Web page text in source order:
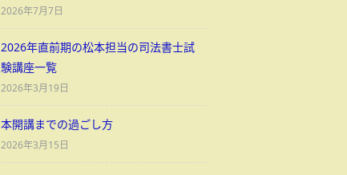
2026年7月7日
2026年直前期の松本担当の司法書士試
験講座一覧
2026年3月19日
本開講までの過ごし方
2026年3月15日